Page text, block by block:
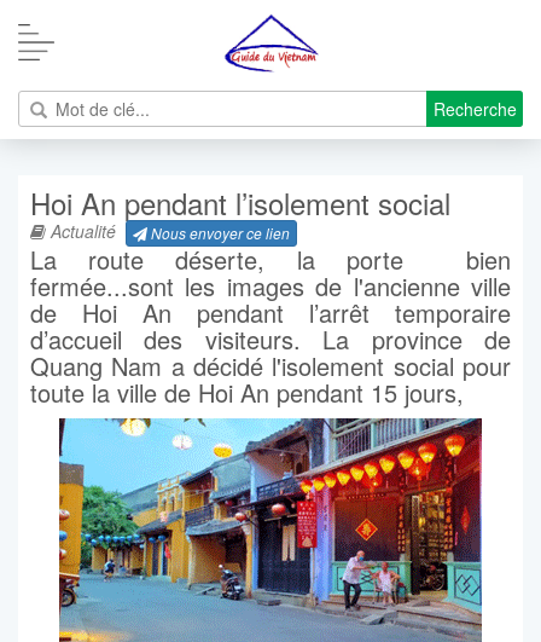
Recherche
Hoi An pendant l’isolement social
Actualité Nous envoyer ce lien
La route déserte, la porte bien
fermée...sont les images de l'ancienne ville
de Hoi An pendant l’arrêt temporaire
d’accueil des visiteurs. La province de
Quang Nam a décidé l'isolement social pour
toute la ville de Hoi An pendant 15 jours,